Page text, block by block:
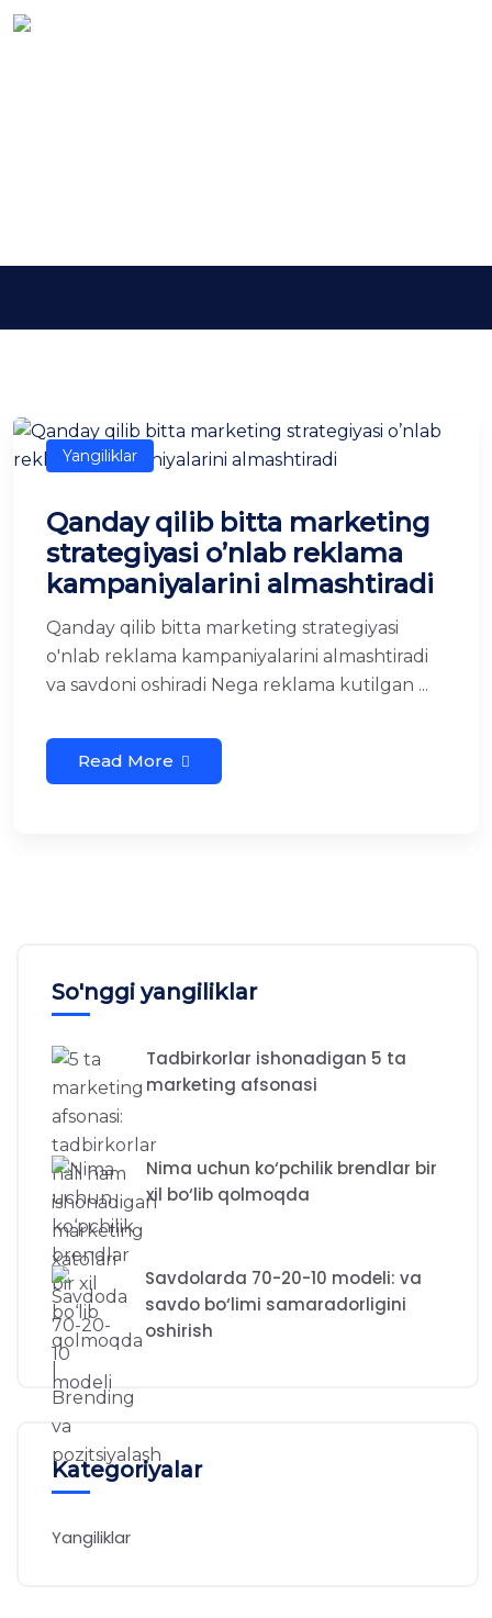
Yangiliklar
Qanday qilib bitta marketing
strategiyasi o’nlab reklama
kampaniyalarini almashtiradi
Qanday qilib bitta marketing strategiyasi
o'nlab reklama kampaniyalarini almashtiradi
va savdoni oshiradi Nega reklama kutilgan ...
Read More
So'nggi yangiliklar
Tadbirkorlar ishonadigan 5 ta
marketing afsonasi
Nima uchun ko‘pchilik brendlar bir
xil bo‘lib qolmoqda
Savdolarda 70-20-10 modeli: va
savdo bo‘limi samaradorligini
oshirish
Kategoriyalar
Yangiliklar